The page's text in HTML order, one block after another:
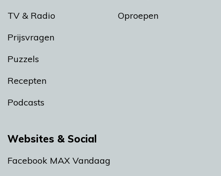
TV & Radio
Prijsvragen
Puzzels
Recepten
Podcasts
Oproepen
Websites & Social
Facebook MAX Vandaag